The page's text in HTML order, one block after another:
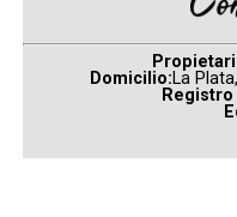
Domicilio:La
Registro